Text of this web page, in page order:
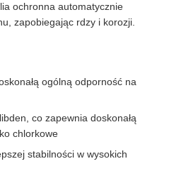
ochronna automatycznie
zapobiegając rdzy i korozji.
ogólną odporność na
co zapewnia doskonałą
chlorkowe
stabilności w wysokich